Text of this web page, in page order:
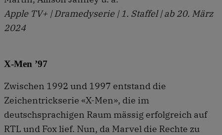
Apple TV+ | Dramedyserie | 1. Staffel | ab 20. März
2024
X-Men ’97
Zwischen 1992 und 1997 entstand die
Zeichentrickserie «X-Men», die im
deutschsprachigen Raum mässig erfolgreich auf
RTL und Fox lief. Nun, da Marvel die Rechte zu